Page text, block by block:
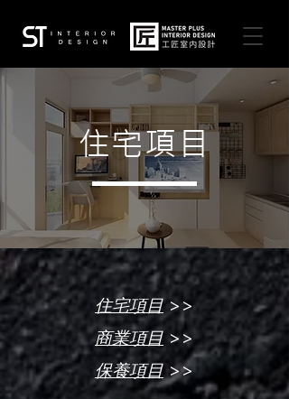
住宅項目
住宅項目>>
商業項目 >>
保養項目>>